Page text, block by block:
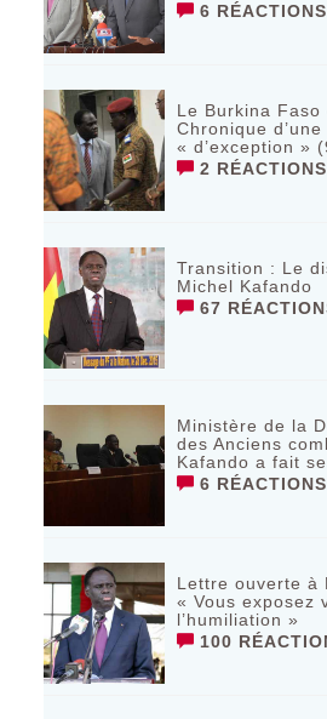
6 RÉACTIONS
Le Burkina Faso
Chronique
« d’exception »
2 RÉACTIONS
Transition : Le
Michel Kafando
67
Ministère de la
des Anciens
Kafando a fait
6 RÉACTIONS
Lettre ouverte à
« Vous exposez
l’humiliation »
100